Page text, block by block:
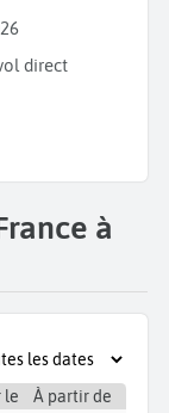
direct
à
le À partir de